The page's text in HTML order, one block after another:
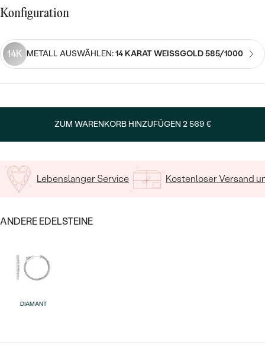
GÜNSTIG
LUXURIÖSE
Meistverkaufte
NACH EDELSTEIN
MIT DIAMANT
MIT LAB GROWN DIAMANT
MIT FARBIGEN DIAMANTEN
MIT SALT AND PEPPER DIAMANTEN
GOLD
PLATIN
GOLD
SILBER
PLATIN
DIAMANTSCHMUCK
PERLENSCHMUCK
PERSONALISIERT
MIT DIAMANT
MIT EDELSTEIN
PERLENOHRRINGE
NACH PREIS
LUXURIÖSE
MIT TIEREN
NACH EDELSTEIN
MIT DIAMANT
MIT EDELSTEIN
PERLENKETTEN
NACH PREIS
NACH EDELSTEIN
MIT DIAMANT
MIT EDELSTEIN
NACH PREIS
LUXURIÖSE
Konfiguration
14K METALL AUSWÄHLEN:14 KARAT WEISSGOLD 585/1000
ZUM WARENKORB HINZUFÜGEN 2 569 €
Lebenslanger Service Kostenloser Versand
ANDERE EDELSTEINE
DIAMANT